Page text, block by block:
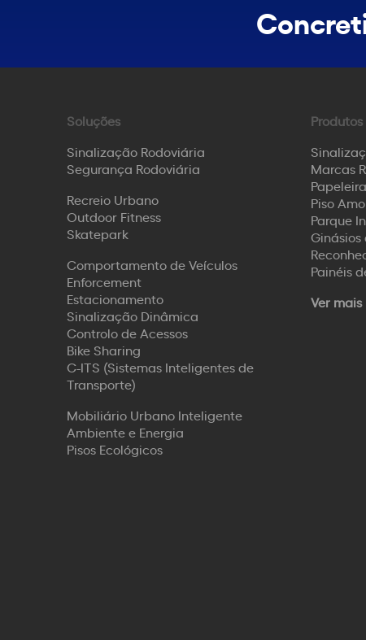
Soluções
Sinalização Rodoviária
Segurança Rodoviária
Recreio Urbano
Outdoor Fitness
Skatepark
Comportamento de Veículos
Enforcement
Estacionamento
Sinalização Dinâmica
Controlo de Acessos
Bike Sharing
C-ITS (Sistemas Inteligentes de
Transporte)
Mobiliário Urbano Inteligente
Ambiente e Energia
Pisos Ecológicos
Produtos
Marcas
Piso
Parque
Ginásios
Painéis
Ver mais